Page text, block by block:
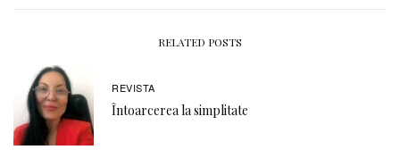
RELATED POSTS
REVISTA
Întoarcerea la simplitate